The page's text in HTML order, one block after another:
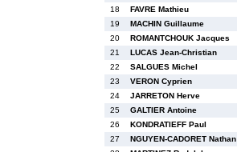
18
FAVRE Mathieu
19
MACHIN Guillaume
20
ROMANTCHOUK Jacques
21
LUCAS Jean-Christian
22
SALGUES Michel
23
VERON Cyprien
24
JARRETON Herve
25
GALTIER Antoine
26
KONDRATIEFF Paul
27
NGUYEN-CADORET Nathan